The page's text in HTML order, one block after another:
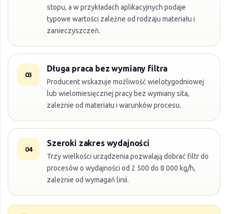
stopu, a w przykładach aplikacyjnych podaje
typowe wartości zależne od rodzaju materiału i
zanieczyszczeń.
03
Długa praca bez wymiany filtra
Producent wskazuje możliwość wielotygodniowej
lub wielomiesięcznej pracy bez wymiany sita,
zależnie od materiału i warunków procesu.
04
Szeroki zakres wydajności
Trzy wielkości urządzenia pozwalają dobrać filtr do
procesów o wydajności od 2 500 do 8 000 kg/h,
zależnie od wymagań linii.